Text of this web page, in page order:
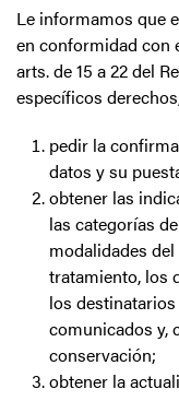
Le informamos que
en conformidad con
arts. de 15 a 22 del
específicos
pedir la
datos y su
obtener las
las categorías
modalidades
tratamiento, los
los
comunicados y,
conservación;
obtener la